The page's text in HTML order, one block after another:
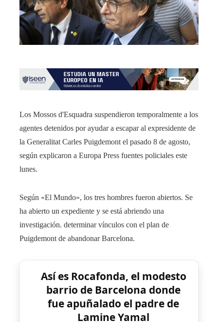
Los Mossos d'Esquadra suspendieron temporalmente a los
agentes detenidos por ayudar a escapar al expresidente de
la Generalitat Carles Puigdemont el pasado 8 de agosto,
según explicaron a Europa Press fuentes policiales este
lunes.
Según «El Mundo», los tres hombres fueron abiertos. Se
ha abierto un expediente y se está abriendo una
investigación. determinar vínculos con el plan de
Puigdemont de abandonar Barcelona.
Así es Rocafonda, el modesto
barrio de Barcelona donde
fue apuñalado el padre de
Lamine Yamal